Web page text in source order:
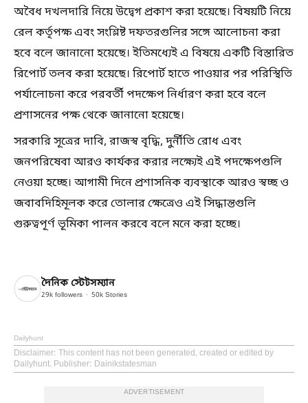
অবৈধ দখলদারি নিয়ে উদ্বেগ প্রকাশ করা হয়েছে। বিষয়টি নিয়ে
রেল কর্তৃপক্ষ এবং সংশ্লিষ্ট দফতরগুলির সঙ্গে আলোচনা করা
হবে বলে জানানো হয়েছে। ইতিমধ্যেই এ বিষয়ে একটি বিস্তারিত
রিপোর্ট তলব করা হয়েছে। রিপোর্ট হাতে পাওয়ার পর পরিস্থিতি
পর্যালোচনা করে পরবর্তী পদক্ষেপ নির্ধারণ করা হবে বলে
প্রশাসনের পক্ষ থেকে জানানো হয়েছে।
সরকারি সূত্রের দাবি, রাজস্ব বৃদ্ধি, দুর্নীতি রোধ এবং
জনপরিষেবা আরও কার্যকর করার লক্ষ্যেই এই পদক্ষেপগুলি
নেওয়া হচ্ছে। আগামী দিনে প্রশাসনিক ব্যবস্থাকে আরও স্বচ্ছ ও
জবাবদিহিমূলক করে তোলার ক্ষেত্রেও এই সিদ্ধান্তগুলি
গুরুত্বপূর্ণ ভূমিকা পালন করবে বলে মনে করা হচ্ছে।
দৈনিক স্টেটসম্যান
29k followers 50k Stories
Dailyhunt
Disclaimer: This content has not been generated, created or edited by
Dailyhunt. Publisher: Dainikstatesman
ADVERTISEMENT